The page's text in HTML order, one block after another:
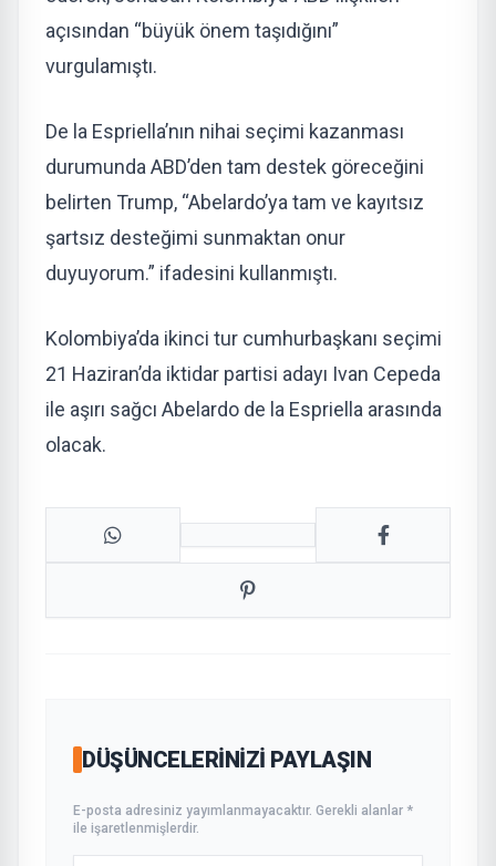
açısından “büyük önem taşıdığını”
vurgulamıştı.
De la Espriella’nın nihai seçimi kazanması
durumunda ABD’den tam destek göreceğini
belirten Trump, “Abelardo’ya tam ve kayıtsız
şartsız desteğimi sunmaktan onur
duyuyorum.” ifadesini kullanmıştı.
Kolombiya’da ikinci tur cumhurbaşkanı seçimi
21 Haziran’da iktidar partisi adayı Ivan Cepeda
ile aşırı sağcı Abelardo de la Espriella arasında
olacak.
DÜŞÜNCELERINIZI PAYLAŞIN
E-posta adresiniz yayımlanmayacaktır. Gerekli alanlar *
ile işaretlenmişlerdir.